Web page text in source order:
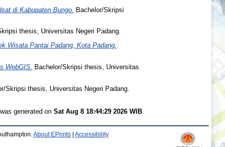
di Kabupaten Bungo. Bachelor/Skripsi
thesis, Universitas Negeri Padang.
Wisata Pantai Padang, Kota Padang.
WebGIS.
Bachelor/Skripsi thesis, Universitas
Skripsi thesis, Universitas Negeri Padang.
generated on Sat Aug 8 18:44:29 2026 WIB
About EPrints Accessibility